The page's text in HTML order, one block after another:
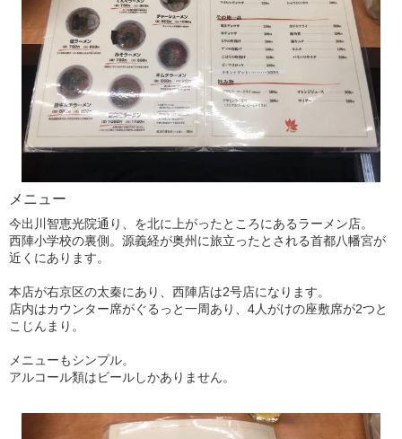
メニュー
今出川智恵光院通り、を北に上がったところにあるラーメン店。
西陣小学校の裏側。源義経が奥州に旅立ったとされる首都八幡宮が
近くにあります。
本店が右京区の太秦にあり、西陣店は2号店になります。
店内はカウンター席がぐるっと一周あり、4人がけの座敷席が2つと
こじんまり。
メニューもシンプル。
アルコール類はビールしかありません。